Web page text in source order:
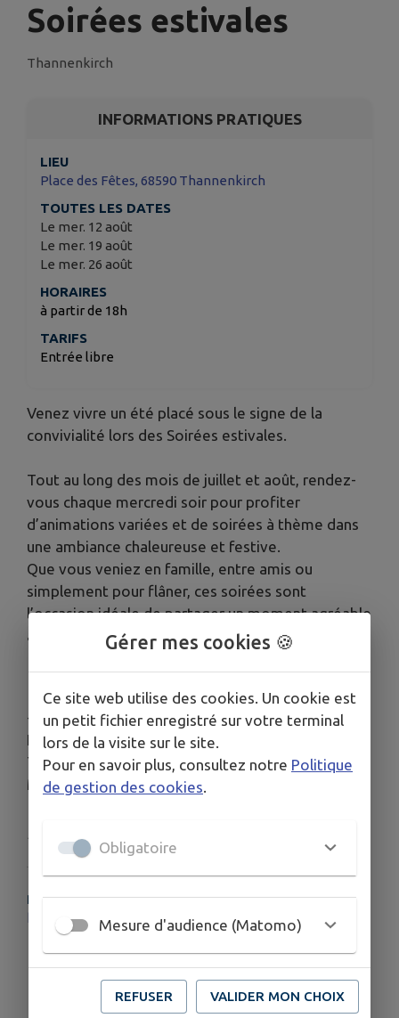
Soirées estivales
Thannenkirch
INFORMATIONS PRATIQUES
LIEU
Place des Fêtes, 68590 Thannenkirch
TOUTES LES DATES
Le mer. 12 août
Le mer. 19 août
Le mer. 26 août
HORAIRES
à partir de 18h
TARIFS
Entrée libre
Venez vivre un été placé sous le signe de la
convivialité lors des Soirées estivales.
Tout au long des mois de juillet et août, rendez-
vous chaque mercredi soir pour profiter
d’animations variées et de soirées à thème dans
une ambiance chaleureuse et festive.
Que vous veniez en famille, entre amis ou
simplement pour flâner, ces soirées sont
l’occasion idéale de partager un moment agréable
au cœur d’un cadre naturel exceptionnel.
--
Informations complémentaires:
Téléphone : 07 71 83 67 29
Mél : comitedesfetesthannenkirch@gmail.com
PLUS D'INFORMATIONS
http://www.thannenkirch.fr
Gérer mes cookies 🍪
Ce site web utilise des cookies. Un cookie est
un petit fichier enregistré sur votre terminal
lors de la visite sur le site.
Pour en savoir plus, consultez notre Politique
de gestion des cookies
Obligatoire
Mesure d'audience (Matomo)
REFUSER VALIDER MON CHOIX